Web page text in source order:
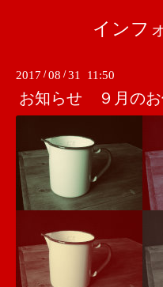
インフ
2017 /08 /31 11:50
お知らせ ９月のお